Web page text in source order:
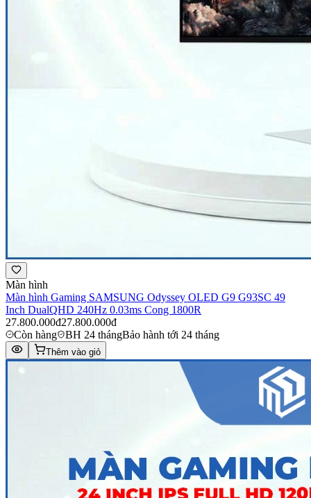
Màn hình
Màn hình Gaming SAMSUNG Odyssey OLED G9 G93SC 49
Inch DualQHD 240Hz 0.03ms Cong 1800R
27.800.000đ27.800.000đ
Còn hàng
BH 24 thángBảo hành tới 24 tháng
Thêm vào giỏ